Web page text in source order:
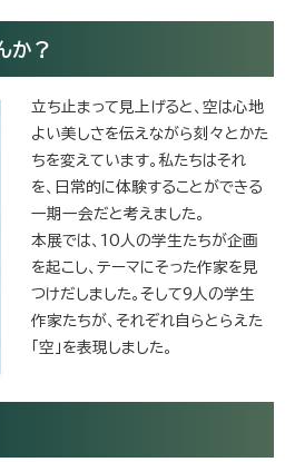
か？
立ち止まって見上げると、空は心地
よい美しさを伝えながら刻々とかた
ちを変えています。私たちはそれ
を、日常的に体験することができる
一期一会だと考えました。
本展では、10人の学生たちが企画
を起こし、テーマにそった作家を見
つけだしました。そして9人の学生
作家たちが、それぞれ自らとらえた
「空」を表現しました。